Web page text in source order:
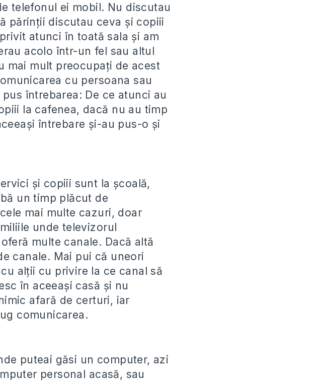
telefonul ei mobil. Nu discutau
părinţii discutau ceva şi copiii
atunci în toată sala şi am
acolo într-un fel sau altul
mai mult preocupaţi de acest
cu persoana sau
întrebarea: De ce atunci au
la cafenea, dacă nu au timp
întrebare şi-au pus-o şi
şi copiii sunt la şcoală,
un timp plăcut de
mai multe cazuri, doar
unde televizorul
multe canale. Dacă altă
canale. Mai pui că uneori
alţii cu privire la ce canal să
în aceeaşi casă şi nu
afară de certuri, iar
comunicarea.
puteai găsi un computer, azi
personal acasă, sau